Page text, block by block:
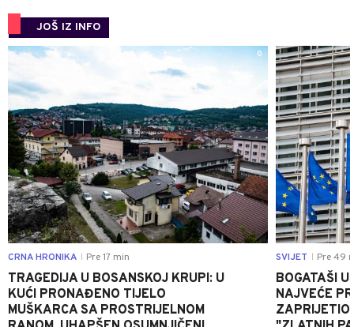
JOŠ IZ INFO
0
CRNA HRONIKA Pre 17 min
TRAGEDIJA U BOSANSKOJ KRUPI: U
KUĆI PRONAĐENO TIJELO
MUŠKARCA SA PROSTRIJELNOM
SVIJET Pre 49
BOGATAŠI
NAJVEĆE
ZAPRIJETIO